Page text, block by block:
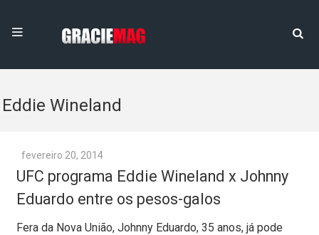
Eddie Wineland
fevereiro 20, 2014
UFC programa Eddie Wineland x Johnny
Eduardo entre os pesos-galos
Fera da Nova União, Johnny Eduardo, 35 anos, já pode